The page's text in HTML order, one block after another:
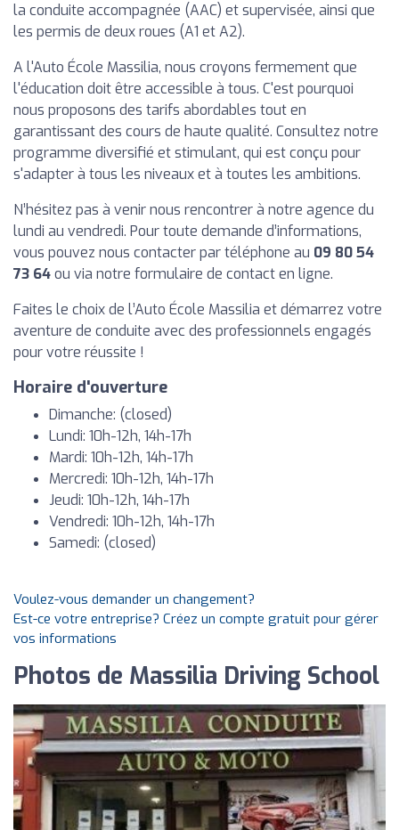
la conduite accompagnée (AAC) et supervisée, ainsi que
les permis de deux roues (A1 et A2).
A l'Auto École Massilia, nous croyons fermement que
l'éducation doit être accessible à tous. C'est pourquoi
nous proposons des tarifs abordables tout en
garantissant des cours de haute qualité. Consultez notre
programme diversifié et stimulant, qui est conçu pour
s'adapter à tous les niveaux et à toutes les ambitions.
N’hésitez pas à venir nous rencontrer à notre agence du
lundi au vendredi. Pour toute demande d’informations,
vous pouvez nous contacter par téléphone au 09 80 54
73 64ou via notre formulaire de contact en ligne.
Faites le choix de l’Auto École Massilia et démarrez votre
aventure de conduite avec des professionnels engagés
pour votre réussite !
Horaire d'ouverture
Dimanche: (closed)
Lundi: 10h-12h, 14h-17h
Mardi: 10h-12h, 14h-17h
Mercredi: 10h-12h, 14h-17h
Jeudi: 10h-12h, 14h-17h
Vendredi: 10h-12h, 14h-17h
Samedi: (closed)
Voulez-vous demander un changement?
Est-ce votre entreprise? Créez un compte gratuit pour gérer
vos informations
Photos de Massilia Driving School